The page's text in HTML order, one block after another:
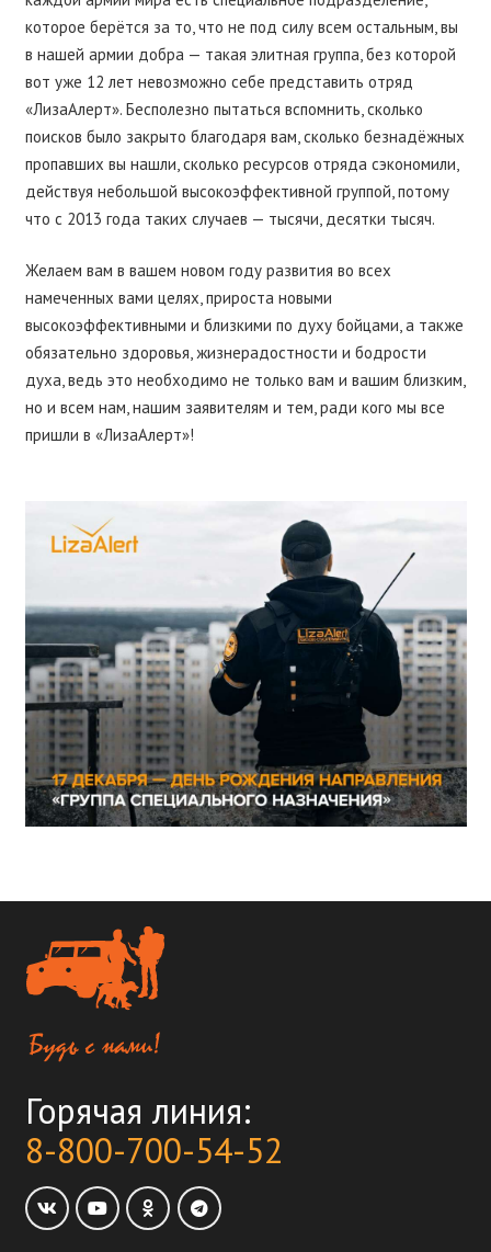
которое берётся за то, что не под силу всем остальным, вы
в нашей армии добра — такая элитная группа, без которой
вот уже 12 лет невозможно себе представить отряд
«ЛизаАлерт». Бесполезно пытаться вспомнить, сколько
поисков было закрыто благодаря вам, сколько безнадёжных
пропавших вы нашли, сколько ресурсов отряда сэкономили,
действуя небольшой высокоэффективной группой, потому
что с 2013 года таких случаев — тысячи, десятки тысяч.
Желаем вам в вашем новом году развития во всех
намеченных вами целях, прироста новыми
высокоэффективными и близкими по духу бойцами, а также
обязательно здоровья, жизнерадостности и бодрости
духа, ведь это необходимо не только вам и вашим близким,
но и всем нам, нашим заявителям и тем, ради кого мы все
пришли в «ЛизаАлерт»!
Горячая линия:
8-800-700-54-52